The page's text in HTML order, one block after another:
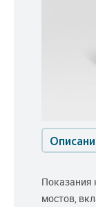
Показания
мостов,